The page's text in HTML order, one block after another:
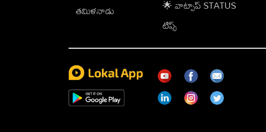
తమిళనాడు
🌟 వాట్సాప్ STATUS
టిప్స్